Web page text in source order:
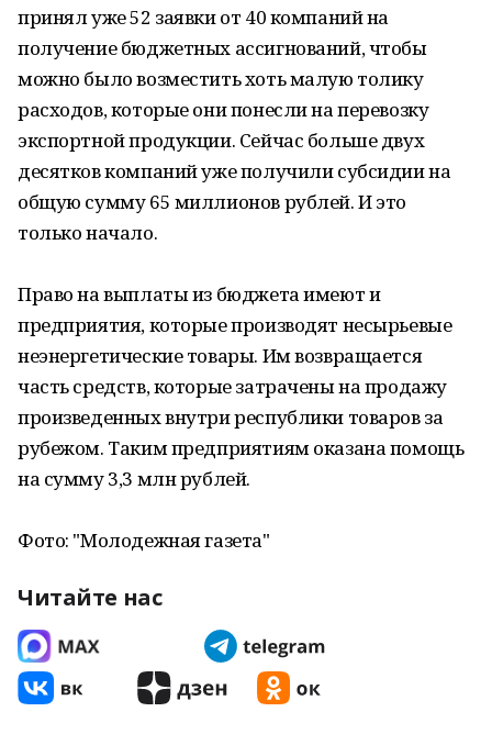
принял уже 52 заявки от 40 компаний на
получение бюджетных ассигнований, чтобы
можно было возместить хоть малую толику
расходов, которые они понесли на перевозку
экспортной продукции. Сейчас больше двух
десятков компаний уже получили субсидии на
общую сумму 65 миллионов рублей. И это
только начало.
Право на выплаты из бюджета имеют и
предприятия, которые производят несырьевые
неэнергетические товары. Им возвращается
часть средств, которые затрачены на продажу
произведенных внутри республики товаров за
рубежом. Таким предприятиям оказана помощь
на сумму 3,3 млн рублей.
Фото: "Молодежная газета"
Читайте нас